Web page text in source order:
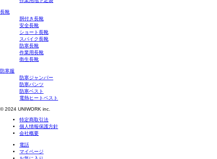
長靴
胴付き長靴
安全長靴
ショート長靴
スパイク長靴
防寒長靴
作業用長靴
衛生長靴
防寒服
防寒ジャンパー
防寒パンツ
防寒ベスト
電熱ヒートベスト
© 2024 UNIWORK inc.
特定商取引法
個人情報保護方針
会社概要
電話
マイページ